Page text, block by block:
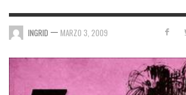
INGRID — MARZO 3, 2009